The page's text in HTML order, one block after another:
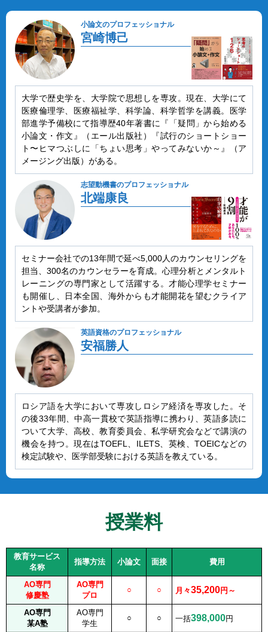
小論文のプロフェッショナル
宮崎博己
大学で歴史学を、大学院で思想しを専攻。現在、大学にて
医療倫理学、医療福祉学、科学論、科学哲学を講義。医学
部進学予備校にて指導歴40年著書に『「疑問」から始める
小論文・作文』（エール出版社）『試行のショートショー
ト〜ヒマつぶしに「ちょい思考」やってみないか～』（ア
メージング出版）がある。
志望動機書のプロフェッショナル
北端康良
セミナー会社での13年間で延べ5,000人のカウンセリングを
担当、300名のカウンセラーを育成。心理分析とメンタルト
レーニングの専門家として活躍する。才能心理学セミナー
も開催し、日本全国、海外からも才能開花を望むクライア
ントや受講者が参加。
英語資格のプロフェッショナル
安福勝人
ロシア語を大学において専攻しロシア経済を専攻した。そ
の後33年間、中高一貫校で英語指導に携わり、英語多読に
ついて大学、高校、教育委員会、私学研究会などで講演の
機会を持つ。現在はTOEFL、ILETS、英検、TOEICなどの
検定試験や、医学部受験における英語を教えている。
授業料
教育サービス
名称
指導方法 小論文 面接 費用
AO専門
修慶塾
AO専門
プロ
○ ○ 月々35,200円～
AO専門
某A塾
AO専門
学生
○ ○ 一括398,000円